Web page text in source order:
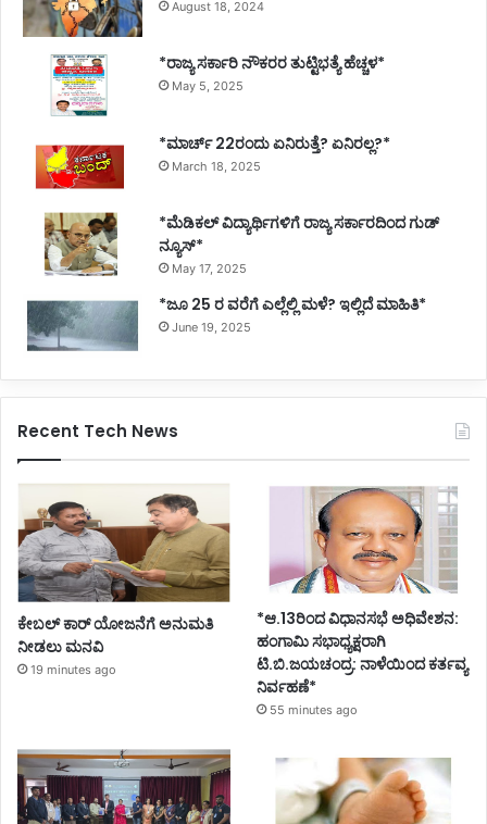
August 18, 2024
*ರಾಜ್ಯ ಸರ್ಕಾರಿ ನೌಕರರ ತುಟ್ಟಿಭತ್ಯೆ ಹೆಚ್ಚಳ*
May 5, 2025
*ಮಾರ್ಚ್ 22ರಂದು ಏನಿರುತ್ತೆ? ಏನಿರಲ್ಲ?*
March 18, 2025
*ಮೆಡಿಕಲ್ ವಿದ್ಯಾರ್ಥಿಗಳಿಗೆ ರಾಜ್ಯ ಸರ್ಕಾರದಿಂದ ಗುಡ್
ನ್ಯೂಸ್*
May 17, 2025
*ಜೂ 25 ರ ವರೆಗೆ ಎಲ್ಲೆಲ್ಲಿ ಮಳೆ? ಇಲ್ಲಿದೆ ಮಾಹಿತಿ*
June 19, 2025
Recent Tech News
ಕೇಬಲ್ ಕಾರ್ ಯೋಜನೆಗೆ ಅನುಮತಿ
ನೀಡಲು ಮನವಿ
19 minutes ago
*ಆ.13ರಿಂದ ವಿಧಾನಸಭೆ ಅಧಿವೇಶನ:
ಹಂಗಾಮಿ ಸಭಾಧ್ಯಕ್ಷರಾಗಿ
ಟಿ.ಬಿ.ಜಯಚಂದ್ರ: ನಾಳೆಯಿಂದ ಕರ್ತವ್ಯ
ನಿರ್ವಹಣೆ*
55 minutes ago